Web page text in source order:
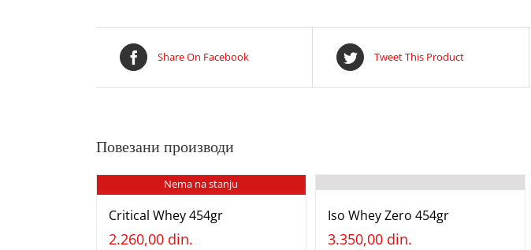
Share On Facebook Tweet This Product
Повезани производи
Nema na stanju
Critical Whey 454gr
2.260,00 din.
Iso Whey Zero 454gr
3.350,00 din.